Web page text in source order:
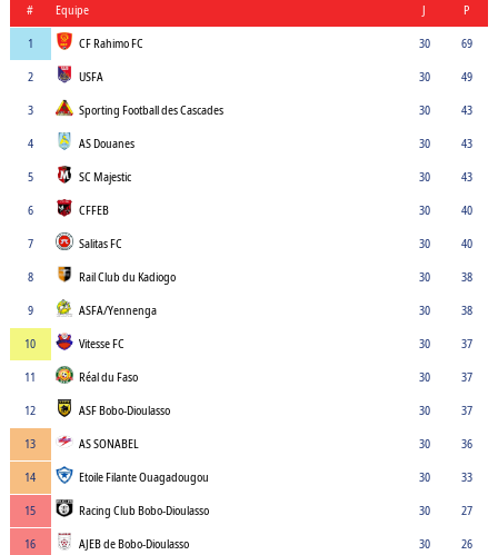
# Equipe J
P
1
CF Rahimo FC 30
69
2
USFA 30
49
3
Sporting Football des Cascades 30
43
4
AS Douanes 30
43
5
SC Majestic 30
43
6
CFFEB 30
40
7
Salitas FC 30
40
8
Rail Club du Kadiogo 30
38
9
ASFA/Yennenga 30
38
10
Vitesse FC 30
37
11
Réal du Faso 30
37
12
ASF Bobo-Dioulasso 30
37
13
AS SONABEL 30
36
14
Etoile Filante Ouagadougou 30
33
15
Racing Club Bobo-Dioulasso 30
27
16
AJEB de Bobo-Dioulasso 30 26